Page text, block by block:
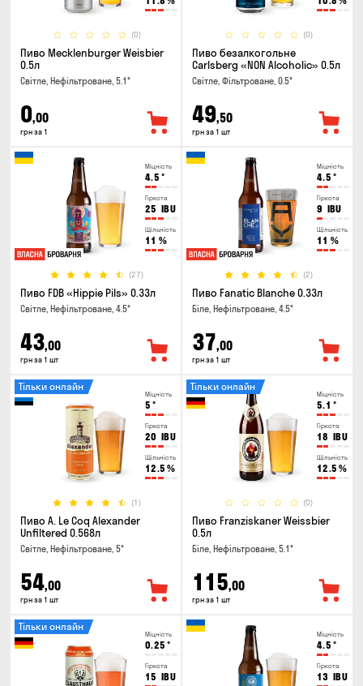
(0)
Пиво Mecklenburger Weisbier
0.5л
Світле, Нефільтроване, 5.1°
0,00
грн за 1
(0)
Пиво безалкогольне
Carlsberg «NON Alcoholic» 0.5л
Світле, Фільтроване, 0.5°
49,50
грн за 1 шт
Міцність
4.5 °
Гіркота
25 IBU
Щільність
11 %
(27)
Пиво FDB «Hippie Pils» 0.33л
Світле, Нефільтроване, 4.5°
43,00
грн за 1 шт
Міцність
4.5 °
Гіркота
9 IBU
Щільність
11 %
(2)
Пиво Fanatic Blanche 0.33л
Біле, Нефільтроване, 4.5°
37,00
грн за 1 шт
Міцність
5 °
Гіркота
20 IBU
Щільність
12.5 %
(1)
Тільки онлайн
Пиво A. Le Coq Alexander
Unfiltered 0.568л
Світле, Нефільтроване, 5°
54,00
грн за 1 шт
Міцність
5.1 °
Гіркота
18 IBU
Щільність
12.5 %
(0)
Тільки онлайн
Пиво Franziskaner Weissbier
0.5л
Біле, Нефільтроване, 5.1°
115,00
грн за 1 шт
Міцність
0.25 °
Гіркота
15 IBU
Тільки онлайн
Міцність
4.5 °
Гіркота
13 IBU